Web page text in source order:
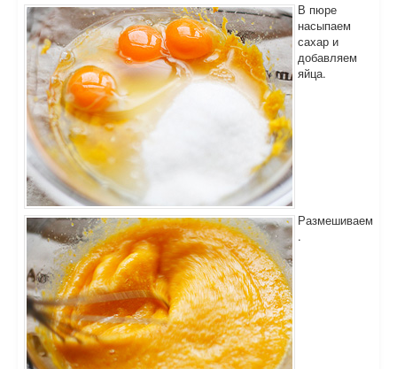
В пюре
насыпаем
сахар и
добавляем
яйца.
Размешиваем
.